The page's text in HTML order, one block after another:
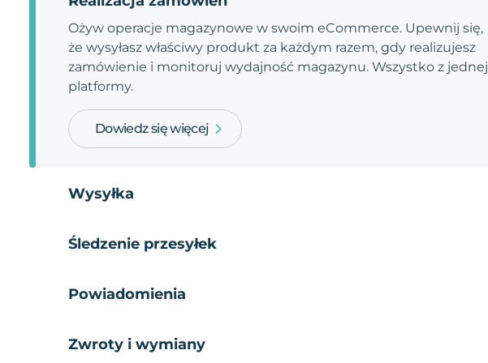
Ożyw operacje magazynowe w swoim eCommerce. Upewnij się,
że wysyłasz właściwy produkt za każdym razem, gdy realizujesz
zamówienie i monitoruj wydajność magazynu. Wszystko z jednej
platformy.
Dowiedz się więcej
Wysyłka
Śledzenie przesyłek
Powiadomienia
Zwroty i wymiany